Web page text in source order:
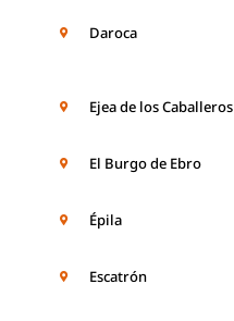
Daroca
Ejea de los Caballeros
El Burgo de Ebro
Épila
Escatrón